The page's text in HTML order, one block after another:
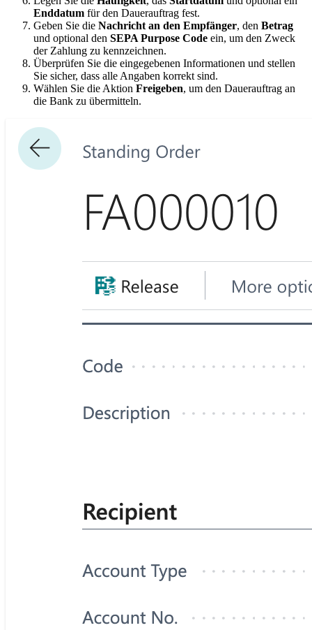
Enddatum für den Dauerauftrag fest.
Geben Sie die Nachricht an den Empfänger, den Betrag
und optional den SEPA Purpose Code ein, um den Zweck
der Zahlung zu kennzeichnen.
Überprüfen Sie die eingegebenen Informationen und stellen
Sie sicher, dass alle Angaben korrekt sind.
Wählen Sie die Aktion Freigeben, um den Dauerauftrag an
die Bank zu übermitteln.